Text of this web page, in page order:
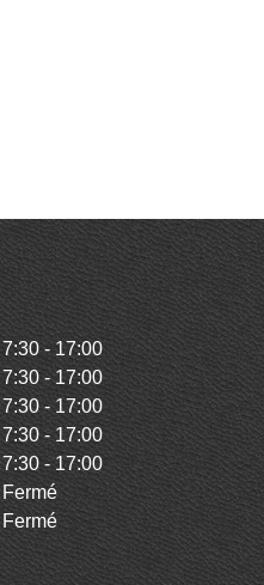
7:30 - 17:00
7:30 - 17:00
7:30 - 17:00
7:30 - 17:00
7:30 - 17:00
Fermé
Fermé